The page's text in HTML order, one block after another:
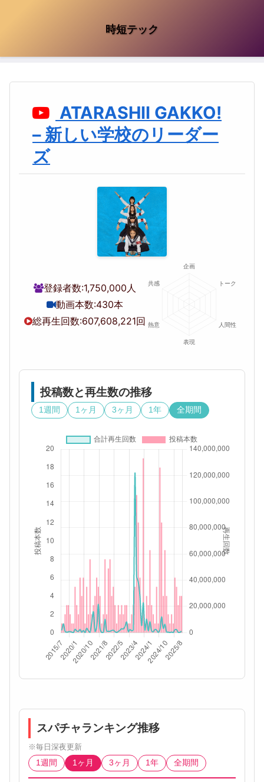
時短テック
ATARASHII GAKKO!
– 新しい学校のリーダー
ズ
登録者数:1,750,000人
動画本数:430本
総再生回数:607,608,221回
投稿数と再生数の推移
1週間 1ヶ月 3ヶ月 1年 全期間
スパチャランキング推移
※毎日深夜更新
1週間
1ヶ月 3ヶ月 1年 全期間